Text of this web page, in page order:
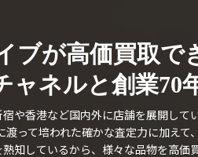
ブが高価買取で
ャネルと創業70
や香港など国内外に店舗を展開してい
って培われた確かな査定力に加えて
知しているから、様々な品物を高価